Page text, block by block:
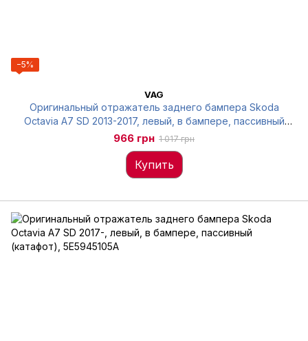
−5%
VAG
Оригинальный отражатель заднего бампера Skoda
Octavia A7 SD 2013-2017, левый, в бампере, пассивный
(катафот), 5E5945105
966 грн 1 017 грн
Купить